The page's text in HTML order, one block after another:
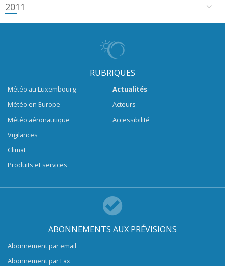
2011
RUBRIQUES
Météo au Luxembourg
Météo en Europe
Météo aéronautique
Vigilances
Climat
Produits et services
Actualités
Acteurs
Accessibilité
ABONNEMENTS AUX PRÉVISIONS
Abonnement par email
Abonnement par Fax